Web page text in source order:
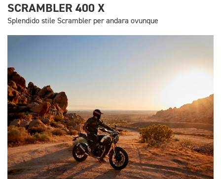
SCRAMBLER 400 X
Splendido stile Scrambler per andara ovunque